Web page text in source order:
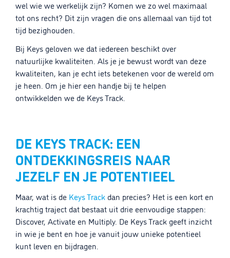
wel wie we werkelijk zijn? Komen we zo wel maximaal
tot ons recht? Dit zijn vragen die ons allemaal van tijd tot
tijd bezighouden.
Bij Keys geloven we dat iedereen beschikt over
natuurlijke kwaliteiten. Als je je bewust wordt van deze
kwaliteiten, kan je echt iets betekenen voor de wereld om
je heen. Om je hier een handje bij te helpen
ontwikkelden we de Keys Track.
DE KEYS TRACK: EEN
ONTDEKKINGSREIS NAAR
JEZELF EN JE POTENTIEEL
Maar, wat is de Keys Track dan precies? Het is een kort en
krachtig traject dat bestaat uit drie eenvoudige stappen:
Discover, Activate en Multiply. De Keys Track geeft inzicht
in wie je bent en hoe je vanuit jouw unieke potentieel
kunt leven en bijdragen.